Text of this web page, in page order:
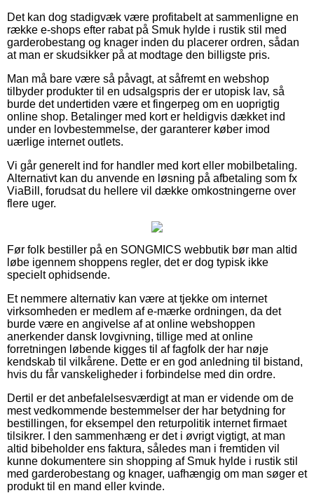
Det kan dog stadigvæk være profitabelt at sammenligne en
række e-shops efter rabat på Smuk hylde i rustik stil med
garderobestang og knager inden du placerer ordren, sådan
at man er skudsikker på at modtage den billigste pris.
Man må bare være så påvagt, at såfremt en webshop
tilbyder produkter til en udsalgspris der er utopisk lav, så
burde det undertiden være et fingerpeg om en uoprigtig
online shop. Betalinger med kort er heldigvis dækket ind
under en lovbestemmelse, der garanterer køber imod
uærlige internet outlets.
Vi går generelt ind for handler med kort eller mobilbetaling.
Alternativt kan du anvende en løsning på afbetaling som fx
ViaBill, forudsat du hellere vil dække omkostningerne over
flere uger.
Før folk bestiller på en SONGMICS webbutik bør man altid
løbe igennem shoppens regler, det er dog typisk ikke
specielt ophidsende.
Et nemmere alternativ kan være at tjekke om internet
virksomheden er medlem af e-mærke ordningen, da det
burde være en angivelse af at online webshoppen
anerkender dansk lovgivning, tillige med at online
forretningen løbende kigges til af fagfolk der har nøje
kendskab til vilkårene. Dette er en god anledning til bistand,
hvis du får vanskeligheder i forbindelse med din ordre.
Dertil er det anbefalelsesværdigt at man er vidende om de
mest vedkommende bestemmelser der har betydning for
bestillingen, for eksempel den returpolitik internet firmaet
tilsikrer. I den sammenhæng er det i øvrigt vigtigt, at man
altid bibeholder ens faktura, således man i fremtiden vil
kunne dokumentere sin shopping af Smuk hylde i rustik stil
med garderobestang og knager, uafhængig om man søger et
produkt til en mand eller kvinde.